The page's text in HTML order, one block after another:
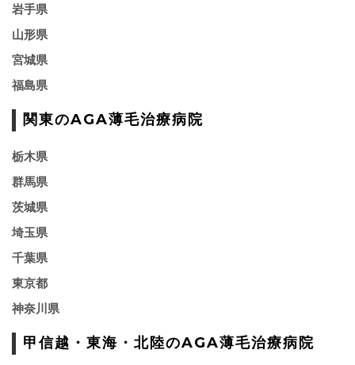
岩手県
山形県
宮城県
福島県
関東のAGA薄毛治療病院
栃木県
群馬県
茨城県
埼玉県
千葉県
東京都
神奈川県
甲信越・東海・北陸のAGA薄毛治療病院